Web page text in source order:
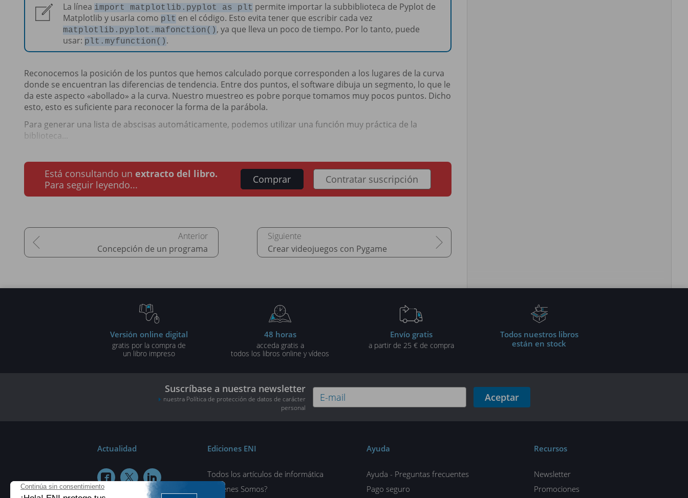
La línea import matplotlib.pyplot as plt permite importar la subbiblioteca de Pyplot de
Matplotlib y usarla como plt en el código. Esto evita tener que escribir cada vez
matplotlib.pyplot.mafonction() , ya que lleva un poco de tiempo. Por lo tanto, puede
usar: plt.myfunction() .
Reconocemos la posición de los puntos que hemos calculado porque corresponden a los lugares de la curva
donde se encuentran las diferencias de tendencia. Entre dos puntos, el software dibuja un segmento, lo que le
da este aspecto «abollado» a la curva. Nuestro muestreo es pobre porque tomamos muy pocos puntos. Dicho
esto, esto es suficiente para reconocer la forma de la parábola.
Para generar una lista de abscisas automáticamente, podemos utilizar una función muy práctica de la
biblioteca...
Está consultando un extracto del libro.
Para seguir leyendo...
Comprar Contratar suscripción
Concepción de un programa Crear videojuegos con Pygame
Versión online digital
gratis por la compra de
un libro impreso
48 horas
acceda gratis a
todos los libros online y vídeos
Envío gratis
a partir de 25 € de compra
Todos nuestros libros
están en stock
Suscríbase a nuestra newsletter
nuestra Política de protección de datos de carácter
personal
Aceptar
Actualidad
  
Ediciones ENI
Todos los artículos de informática
¿Quiénes Somos?
Ayuda
Ayuda - Preguntas frecuentes
Pago seguro
Recursos
Newsletter
Promociones